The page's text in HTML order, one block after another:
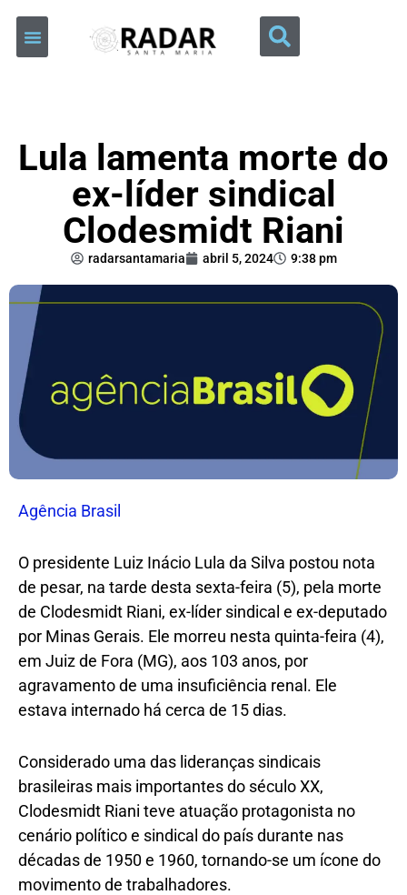
Lula lamenta morte do
ex-líder sindical
Clodesmidt Riani
radarsantamaria abril 5, 2024 9:38 pm
Agência Brasil
O presidente Luiz Inácio Lula da Silva postou nota
de pesar, na tarde desta sexta-feira (5), pela morte
de Clodesmidt Riani, ex-líder sindical e ex-deputado
por Minas Gerais. Ele morreu nesta quinta-feira (4),
em Juiz de Fora (MG), aos 103 anos, por
agravamento de uma insuficiência renal. Ele
estava internado há cerca de 15 dias.
Considerado uma das lideranças sindicais
brasileiras mais importantes do século XX,
Clodesmidt Riani teve atuação protagonista no
cenário político e sindical do país durante nas
décadas de 1950 e 1960, tornando-se um ícone do
movimento de trabalhadores.